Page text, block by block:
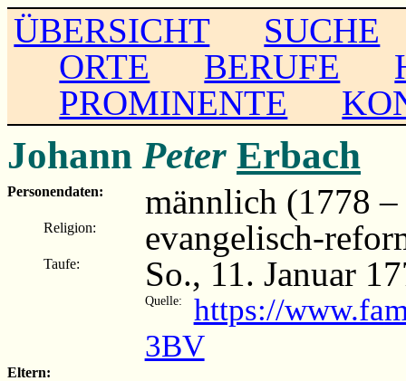
ÜBERSICHT
SUCHE
ORTE
BERUFE
PROMINENTE
Johann Peter Erbach
Personendaten: männlich (1778
Religion: evangelisch-
Taufe: So., 11. Januar
Quelle:
https://
3BV
Eltern: